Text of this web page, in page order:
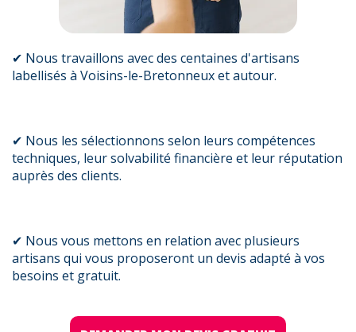
✔ Nous travaillons avec des centaines d'artisans
labellisés à Voisins-le-Bretonneux et autour.
✔ Nous les sélectionnons selon leurs compétences
techniques, leur solvabilité financière et leur réputation
auprès des clients.
✔ Nous vous mettons en relation avec plusieurs
artisans qui vous proposeront un devis adapté à vos
besoins et gratuit.